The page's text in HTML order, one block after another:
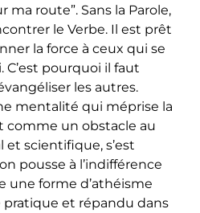
ma route”. Sans la Parole,
le Verbe. Il est prêt
la force à ceux qui se
C’est pourquoi il faut
les autres.
mentalité qui méprise la
comme un obstacle au
scientifique, s’est
pousse à l’indifférence
une forme d’athéisme
et répandu dans